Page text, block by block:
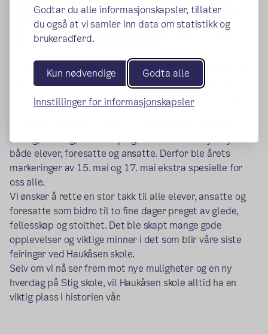
Godtar du alle informasjonskapsler, tillater
du også at vi samler inn data om statistikk og
brukeradferd.
Kun nødvendige Godta alle
Innstillinger for informasjonskapsler
Det kjennes vemodig å se Haukåsen skole-fanen vaie for
siste gang. En viktig epoke går mot slutten, og etter
sommeren flytter vi inn i det nye skolebygget på Stig
skole.
læring, omsorg, fellesskap og minner som betyr mye for
både elever, foresatte og ansatte. Derfor ble årets
markeringer av 15. mai og 17. mai ekstra spesielle for
oss alle.
Vi ønsker å rette en stor takk til alle elever, ansatte og
foresatte som bidro til to fine dager preget av glede,
fellesskap og stolthet. Det ble skapt mange gode
opplevelser og viktige minner i det som blir våre siste
feiringer ved Haukåsen skole.
Selv om vi nå ser frem mot nye muligheter og en ny
hverdag på Stig skole, vil Haukåsen skole alltid ha en
viktig plass i historien vår.